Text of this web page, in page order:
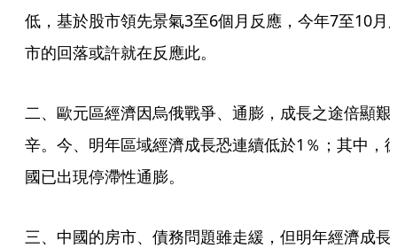
低，基於股市領先景氣3至6個月反應，今年7至10月
市的回落或許就在反應此。
二、歐元區經濟因烏俄戰爭、通膨，成長之途倍顯艱
辛。今、明年區域經濟成長恐連續低於1％；其中，
國已出現停滯性通膨。
三、中國的房市、債務問題雖走緩，但明年經濟成長